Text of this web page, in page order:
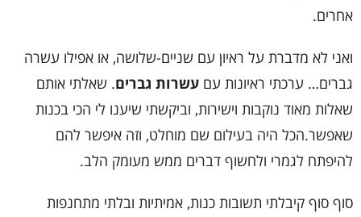
אחרים.
ואני לא מדברת על ראיון עם שניים-שלושה, או אפילו עשרה
גברים… ערכתי ראיונות עם עשרות גברים. שאלתי אותם
שאלות מאוד נוקבות וישירות, וביקשתי שיענו לי הכי בכנות
שאפשר.הכל היה בעילום שם מוחלט, וזה איפשר להם
להיפתח לגמרי ולחשוף דברים ממש מעומק הלב.
סוף סוף קיבלתי תשובות כנות, אמיתיות ובלתי מתחנפות